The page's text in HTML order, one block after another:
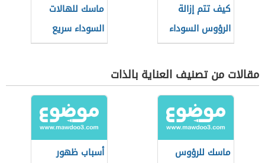
كيف تتم إزالة
الرؤوس السوداء
ماسك للهالات
السوداء سريع
المفعول
مقالات من تصنيف العناية بالذات
ماسك للرؤوس
أسباب ظهور